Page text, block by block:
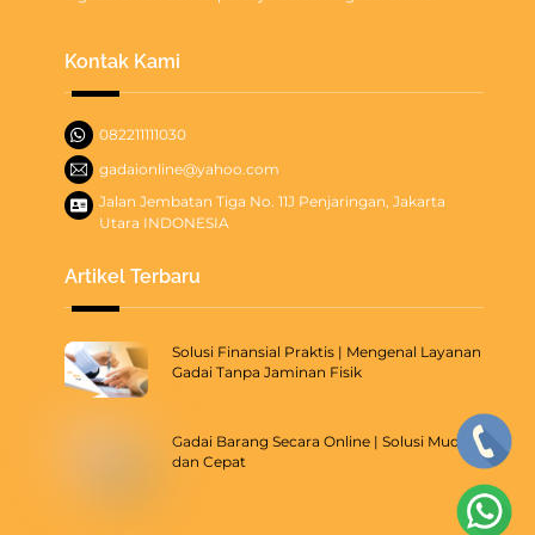
Kontak Kami
082211111030
gadaionline@yahoo.com
Jalan Jembatan Tiga No. 11J Penjaringan, Jakarta
Utara INDONESIA
Artikel Terbaru
Solusi Finansial Praktis | Mengenal Layanan
Gadai Tanpa Jaminan Fisik
Gadai Barang Secara Online | Solusi Mudah
dan Cepat